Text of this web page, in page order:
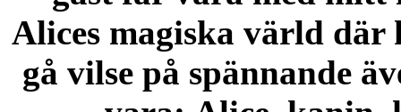
Alices magiska värld
gå vilse på spännande